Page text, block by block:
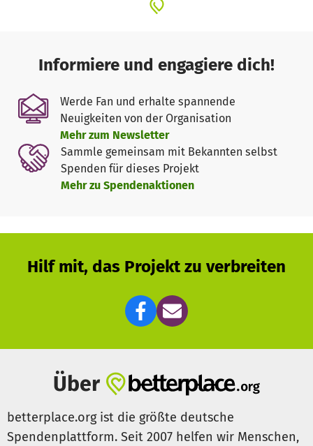
steht ihnen dazu immer weniger Natur- und Freiraum zur
Kräuter
und alte Obstsortenim regionalen Kontext
erhalten und näher gebracht werden.
Auch ein Schaubienenstock ist auf dem Gelände geplant
und soll durch Imker unseres Vereins betrieben werden.
Informiere und engagiere dich!
Werde Fan und erhalte spannende
Neuigkeiten von der Organisation
Mehr zum Newsletter
Sammle gemeinsam mit Bekannten selbst
Spenden für dieses Projekt
Mehr zu Spendenaktionen
Hilf mit, das Projekt zu verbreiten
Über
betterplace.org ist die größte deutsche
Spendenplattform. Seit 2007 helfen wir Menschen,